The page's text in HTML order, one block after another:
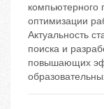
компьютерного
оптимизации
Актуальность
поиска и
повышающих